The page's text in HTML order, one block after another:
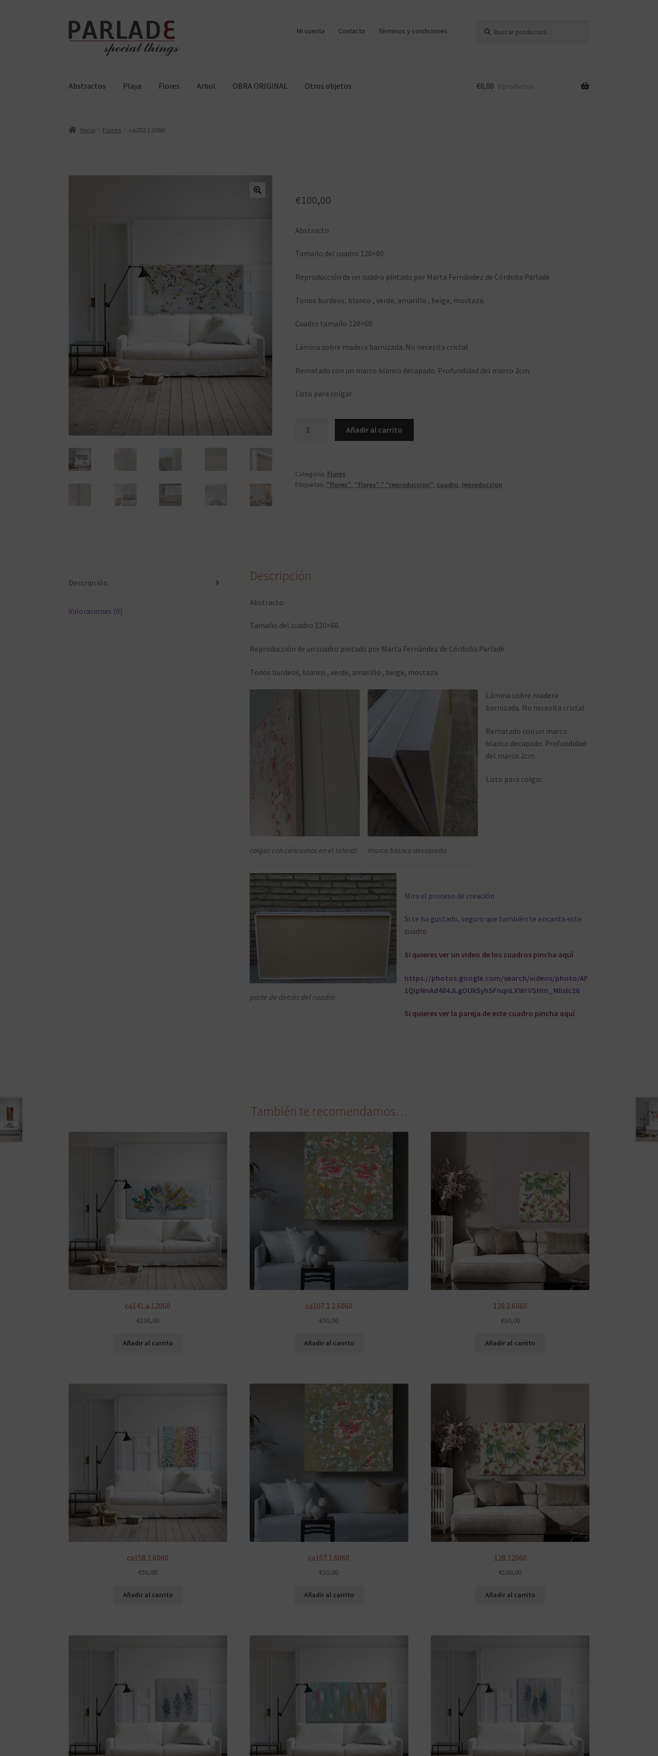
Ir
a
Ir
al
Mi cuenta Contacto Términos y condiciones
por:
Abstractos Playa Flores Arbol OBRA ORIGINAL Otros objetos €0,00 0 productos
Inicio Flores ca202.12060
€100,00
Abstracto
Tamaño del cuadro 120×60.
Reproducción de un cuadro pintado por Marta Fernández de Córdoba Parladé.
Tonos burdeos, blanco , verde, amarillo , beige, mostaza.
Cuadro tamaño 120×60.
Lámina sobre madera barnizada. No necesita cristal.
Rematado con un marco blanco decapado. Profundidad del marco 2cm.
Listo para colgar.
Añadir al carrito
Categoría: Flores
Etiquetas: "flores", "flores" " "reproduccion", cuadro, reproduccion
Descripción
Valoraciones (0)
Descripción
Abstracto
Tamaño del cuadro 120×60.
Reproducción de un cuadro pintado por Marta Fernández de Córdoba Parladé.
Tonos burdeos, blanco , verde, amarillo , beige, mostaza.
colgar con cáncamos en el lateral marco blanco decapado
parte de detrás del cuadro
Lámina sobre madera
barnizada. No necesita cristal.
Rematado con un marco
blanco decapado. Profundidad
del marco 2cm.
Listo para colgar.
Mira el proceso de creación
Si te ha gustado, seguro que también te encanta este
cuadro
Si quieres ver un video de los cuadros pincha aquí
https://photos.google.com/search/videos/photo/AF
1QipNnAd484JLgOUk5yhSFnqnLXWrVSHm_MIislc26
Si quieres ver la pareja de este cuadro pincha aquí
También te recomendamos…
ca141.a.12060
€100,00
Añadir al carrito
ca107.1.2.6060
€50,00
Añadir al carrito
128.2.6060
€50,00
Añadir al carrito
ca158.1.6060
€50,00
Añadir al carrito
ca107.1.6060
€50,00
Añadir al carrito
128.12060
€100,00
Añadir al carrito